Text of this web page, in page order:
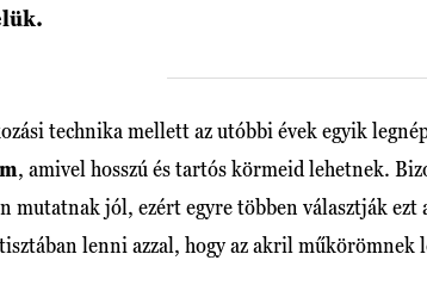
technika mellett az utóbbi évek egyik
, amivel hosszú és tartós körmeid lehetnek.
mutatnak jól, ezért egyre többen választják ezt
lenni azzal, hogy az akril műkörömnek